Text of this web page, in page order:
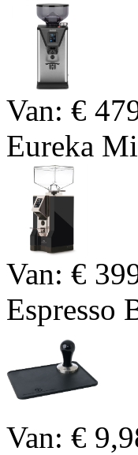
Van: €
Eureka
Van: €
Espresso
Van: €